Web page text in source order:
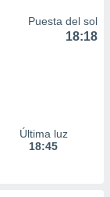
Puesta del sol
18:18
Última luz
18:45